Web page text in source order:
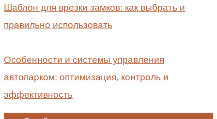
Шаблон для врезки замков: как выбрать и
правильно использовать
Особенности и системы управления
автопарком: оптимизация, контроль и
эффективность